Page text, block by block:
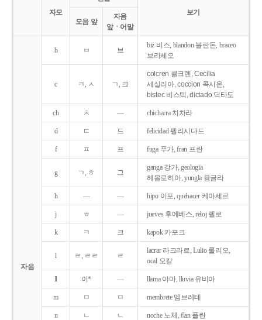
자모
보기
모음 앞
자음
앞ㆍ어말
자음
b ㅂ 브
biz 비스, blandon 블란돈, braceo
브라세오
c ㅋ, ㅅ ㄱ, 크
colcren 콜크렌, Cecilia
세실리아, coccion 콕시온,
bistec 비스텍, dictado 딕타도
ch ㅊ ― chicharra 치차라
d ㄷ 드 felicidad 펠리시다드
f ㅍ 프 fuga 푸가, fran 프란
g ㄱ, ㅎ 그
ganga 강가, geologia
헤올로히아, yungla 융글라
h ― ― hipo 이포, quehacer 케아세르
j ㅎ ― jueves 후에베스, reloj 렐로
k ㅋ 크 kapok 카포크
l ㄹ, ㄹㄹ ㄹ
lacrar 라크라르, Lulio 룰리오,
ocal 오칼
ll 이* ― llama 야마, lluvia 유비아
m ㅁ ㅁ membrete 멤브레테
n ㄴ ㄴ noche 노체, flan 플란